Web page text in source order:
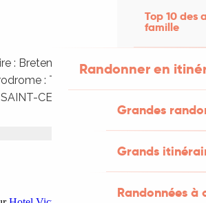
Top 10 des
famille
Randonner en
Grandes
Grands
Randonnées
: Bretenoux à 7km
: Toulouse à 200km
CERE - Bourg à 146m